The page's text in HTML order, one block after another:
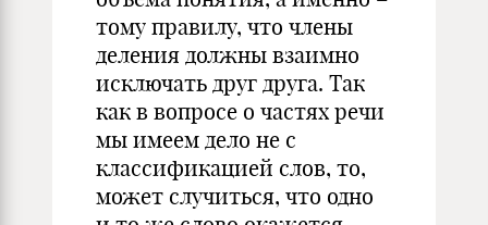
тому правилу, что члены
деления должны взаимно
исключать друг друга. Так
как в вопросе о частях речи
мы имеем дело не с
классификацией слов, то,
может случиться, что одно